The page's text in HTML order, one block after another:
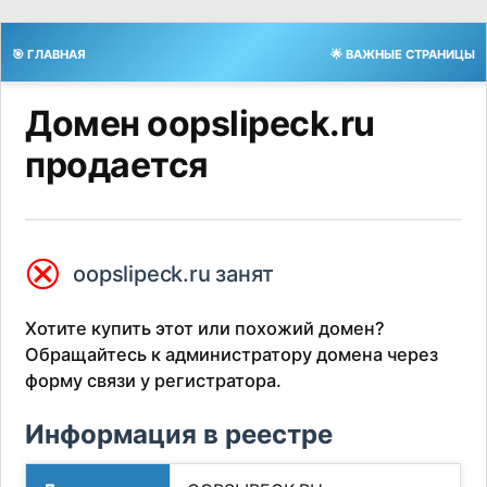
🎯 ГЛАВНАЯ 🌟 ВАЖНЫЕ СТРАНИЦЫ
Домен oopslipeck.ru
продается
⮿ oopslipeck.ru занят
Хотите купить этот или похожий домен?
Обращайтесь к администратору домена через
форму связи у регистратора.
Информация в реестре